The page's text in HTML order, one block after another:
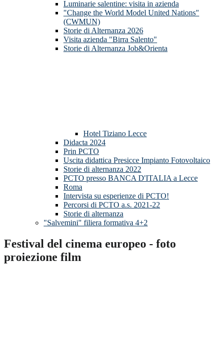
Luminarie salentine: visita in azienda
"Change the World Model United Nations"
(CWMUN)
Storie di Alternanza 2026
Visita azienda "Birra Salento"
Storie di Alternanza Job&Orienta
Hotel Tiziano Lecce
Didacta 2024
Prin PCTO
Uscita didattica Presicce Impianto Fotovoltaico
Storie di alternanza 2022
PCTO presso BANCA D'ITALIA a Lecce
Roma
Intervista su esperienze di PCTO!
Percorsi di PCTO a.s. 2021-22
Storie di alternanza
"Salvemini" filiera formativa 4+2
Festival del cinema europeo - foto
proiezione film